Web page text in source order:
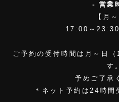
- 営業
【月
17:00～
ご予約の受付時間は月～日
す。
予めご了承
＊ネット予約は24時間